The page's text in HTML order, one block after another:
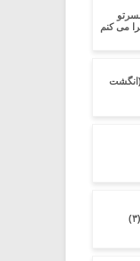
می کنم
(انگشت